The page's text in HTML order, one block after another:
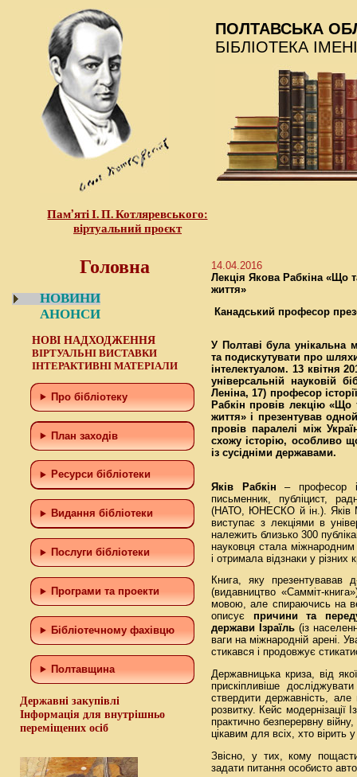
Пам’яті І. П. Котляревського:
віртуальний проєкт
ПОЛТАВСЬКА
БІБЛІОТЕКА
Головна
НОВИНИ
АНОНСИ
НОВІ НАДХОДЖЕННЯ
ВІРТУАЛЬНІ ВИСТАВКИ
ІНТЕРАКТИВНІ МАТЕРІАЛИ
Про бібліотеку
План заходів
Ресурси бібліотеки
Видання бібліотеки
Послуги бібліотеки
Програми та проекти
Бiблiотечному фахiвцю
Полтавщина
Державні закупівлі
Інформація для внутрішньо
переміщених осіб
14.04.2016
Лекція Якова Рабкіна «Що
життя»
Канадський професор
У Полтаві була унікальна
та подискутувати про
інтелектуалом. 13 квітня
універсальній науковій
Леніна, 17) професор
Рабкін провів лекцію «Що
життя» і презентував
провів паралелі між
схожу історію, особливо
із сусідніми державами.
Яків Рабкін – професор
письменник, публіцист,
(НАТО, ЮНЕСКО й ін.). Яків
виступає з лекціями в
належить близько 300
науковця стала
і отримала відзнаки у різних
Книга, яку презентувавав
(видавництво «Самміт-
мовою, але спираючись на
описує причини та
держави Ізраїль (із
ваги на міжнародній арені.
стикався і продовжує
Державницька криза, від
прискіпливіше
ствердити державність, але
розвитку. Кейс
практично безперервну
цікавим для всіх, хто вірить
Звісно, у тих, кому
задати питання особисто